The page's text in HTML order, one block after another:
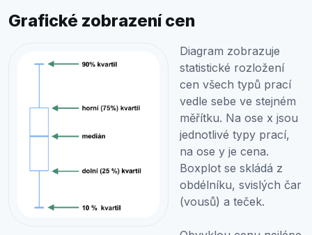
Grafické zobrazení cen
Diagram zobrazuje
statistické rozložení
cen všech typů prací
vedle sebe ve stejném
měřítku. Na ose x jsou
jednotlivé typy prací,
na ose y je cena.
Boxplot se skládá z
obdélníku, svislých čar
(vousů) a teček.